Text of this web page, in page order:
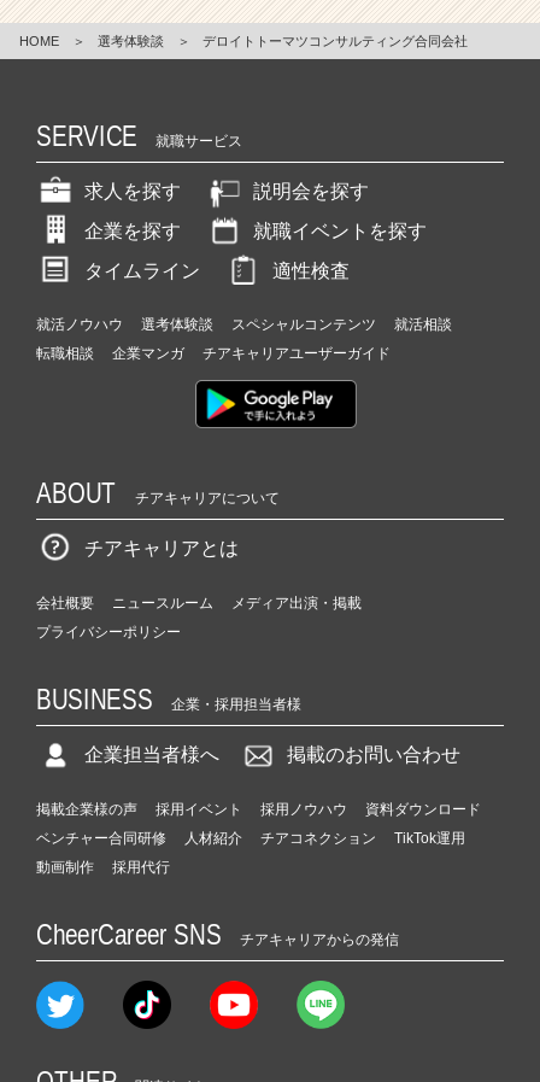
HOME ＞ 選考体験談 ＞ デロイトトーマツコンサルティング合同会社
SERVICE 就職サービス
求人を探す
説明会を探す
企業を探す
就職イベントを探す
タイムライン
適性検査
就活ノウハウ 選考体験談 スペシャルコンテンツ
就活相談
転職相談
企業マンガ チアキャリアユーザーガイド
ABOUT チアキャリアについて
チアキャリアとは
会社概要 ニュースルーム
メディア出演・掲載
プライバシーポリシー
BUSINESS 企業・採用担当者様
企業担当者様へ 掲載のお問い合わせ
掲載企業様の声 採用イベント 採用ノウハウ
資料ダウンロード
ベンチャー合同研修
人材紹介 チアコネクション
TikTok運用
動画制作
採用代行
CheerCareer SNS チアキャリアからの発信